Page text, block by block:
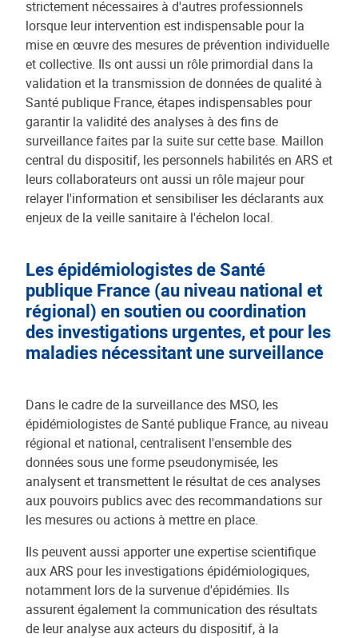
strictement nécessaires à d'autres professionnels
lorsque leur intervention est indispensable pour la
mise en œuvre des mesures de prévention individuelle
et collective. Ils ont aussi un rôle primordial dans la
validation et la transmission de données de qualité à
Santé publique France, étapes indispensables pour
garantir la validité des analyses à des fins de
surveillance faites par la suite sur cette base. Maillon
central du dispositif, les personnels habilités en ARS et
leurs collaborateurs ont aussi un rôle majeur pour
relayer l'information et sensibiliser les déclarants aux
enjeux de la veille sanitaire à l'échelon local.
Les épidémiologistes de Santé
publique France (au niveau national et
régional) en soutien ou coordination
des investigations urgentes, et pour les
maladies nécessitant une surveillance
Dans le cadre de la surveillance des MSO, les
épidémiologistes de Santé publique France, au niveau
régional et national, centralisent l'ensemble des
données sous une forme pseudonymisée, les
analysent et transmettent le résultat de ces analyses
aux pouvoirs publics avec des recommandations sur
les mesures ou actions à mettre en place.
Ils peuvent aussi apporter une expertise scientifique
aux ARS pour les investigations épidémiologiques,
notamment lors de la survenue d'épidémies. Ils
assurent également la communication des résultats
de leur analyse aux acteurs du dispositif, à la